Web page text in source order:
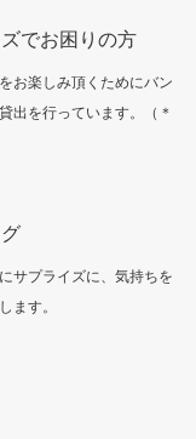
でお困りの方
お楽しみ頂くためにバン
出を行っています。（＊
サプライズに、気持ちを
ます。